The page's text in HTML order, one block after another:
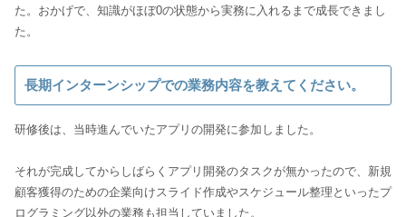
た。おかげで、知識がほぼ0の状態から実務に入れるまで成長できまし
た。
長期インターンシップでの業務内容を教えてください。
研修後は、当時進んでいたアプリの開発に参加しました。
それが完成してからしばらくアプリ開発のタスクが無かったので、新規
顧客獲得のための企業向けスライド作成やスケジュール整理といったプ
ログラミング以外の業務も担当していました。